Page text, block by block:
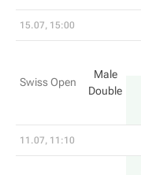
15.07, 15:00
Swiss Open
Male
Double
11.07, 11:10